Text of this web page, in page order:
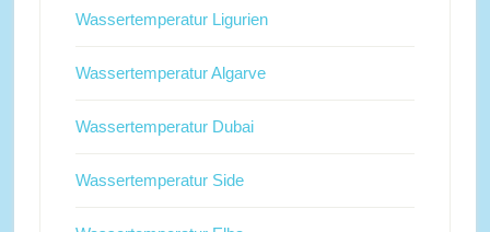
Wassertemperatur Ligurien
Wassertemperatur Algarve
Wassertemperatur Dubai
Wassertemperatur Side